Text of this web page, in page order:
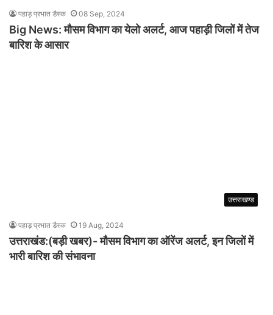
पहाड़ प्रभात डैस्क 08 Sep, 2024
Big News: मौसम विभाग का येलो अलर्ट, आज पहाड़ी जिलों में तेज
बारिश के आसार
उत्तराखण्ड
पहाड़ प्रभात डैस्क 19 Aug, 2024
उत्तराखंड:(बड़ी खबर)- मौसम विभाग का ऑरेंज अलर्ट, इन जिलों में
भारी बारिश की संभावना